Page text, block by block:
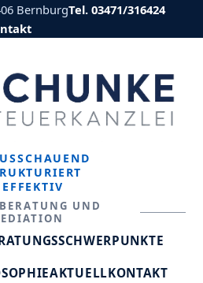
BernburgTel. 03471/316424
UND
AKTUELLKONTAKT